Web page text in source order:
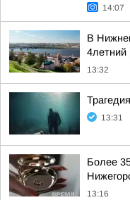
14:07
В
4летний
13:32
13:31
Более
13:16